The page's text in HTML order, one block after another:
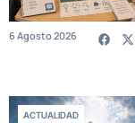
6 Agosto 2026
ACTUALIDAD